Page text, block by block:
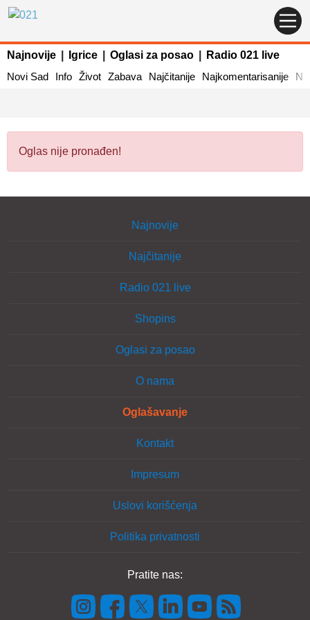
Najnovije Igrice Oglasi za posao
Radio 021 live
Novi Sad
Info Život Zabava Najčitanije Najkomentarisanije
Oglas nije pronađen!
Najnovije
Najčitanije
Radio 021 live
Shopins
Oglasi za posao
O nama
Oglašavanje
Kontakt
Impresum
Uslovi korišćenja
Politika privatnosti
Pratite nas: